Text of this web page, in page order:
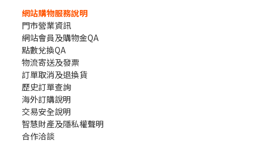
網站購物服務說明
門市營業資訊
網站會員及購物金QA
點數兌換QA
物流寄送及發票
訂單取消及退換貨
歷史訂單查詢
海外訂購說明
交易安全說明
智慧財產及隱私權聲明
合作洽談